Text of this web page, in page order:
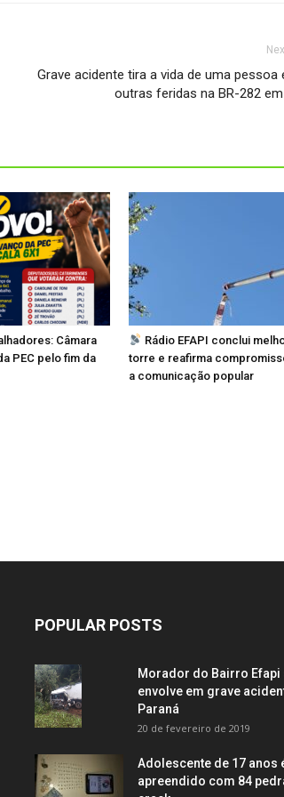
Grave acidente tira a vida de uma pessoa
outras feridas na BR-282
Câmara
PEC pelo fim da
Rádio EFAPI conclui
torre e reafirma
a comunicação popular
POPULAR POSTS
Morador do Bairro Efapi
envolve em grave
Paraná
20 de fevereiro de 2019
Adolescente de 17 anos
apreendido com 84